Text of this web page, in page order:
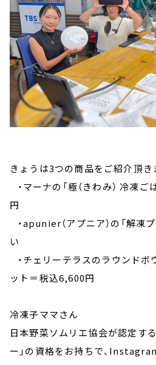
きょうは3つの商品をご紹介頂き
・マーナの「極（きわみ） 冷凍
円
・apunier（アプニア）の「解凍
い
・チェリーテラスのラウンド
ット＝税込6,600円
冷凍子ママさん
日本野菜ソムリエ協会が認定す
ー」の資格をお持ちで、